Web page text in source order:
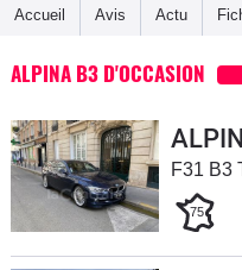
Guide
d'achat
Accueil Avis Actu
ALPINA B3 D'OCCASION
F31 B3
75